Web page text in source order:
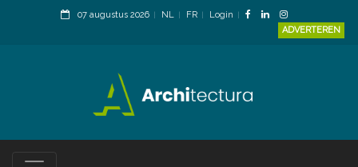
07 augustus 2026 NL FR
Login
ADVERTEREN